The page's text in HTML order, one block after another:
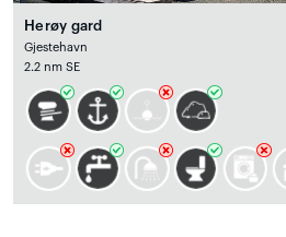
Herøy gard
Gjestehavn
2.2 nm SE